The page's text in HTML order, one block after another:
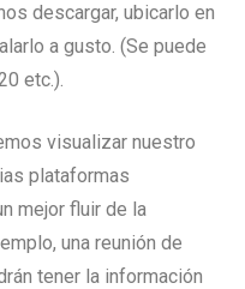
descargar, ubicarlo en
a gusto. (Se puede
etc.).
visualizar nuestro
plataformas
mejor fluir de la
una reunión de
tener la información